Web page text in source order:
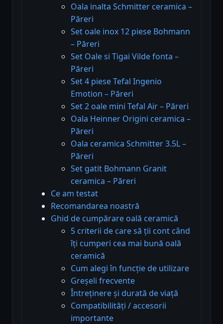
Oala inalta Schmitter ceramica –
Păreri
Set oale inox 12 piese Bohmann
– Păreri
Set Oale si Tigai Vilde fonta –
Păreri
Set 4 piese Tefal Ingenio
Emotion – Păreri
Set 2 oale mini Tefal Air – Păreri
Oala Heinner Origini ceramica –
Păreri
Oala ceramica Schmitter 3.5L –
Păreri
Set gatit Bohmann Granit
ceramica – Păreri
Ce am testat
Recomandarea noastră
Ghid de cumpărare oală ceramică
5 criterii de care să ții cont când
îți cumperi cea mai bună oală
ceramică
Cum alegi în funcție de utilizare
Greșeli frecvente
Întreținere și durată de viață
Compatibilități / accesorii
importante